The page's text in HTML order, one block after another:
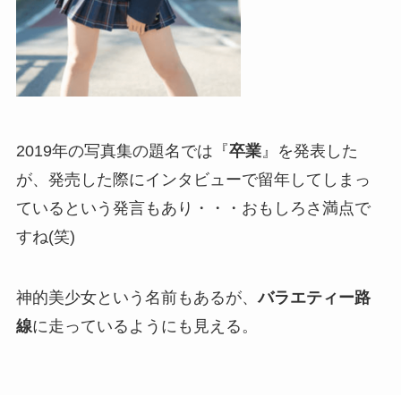
2019年の写真集の題名では『卒業』を発表した
が、発売した際にインタビューで留年してしまっ
ているという発言もあり・・・おもしろさ満点で
すね(笑)
神的美少女という名前もあるが、バラエティー路
線に走っているようにも見える。